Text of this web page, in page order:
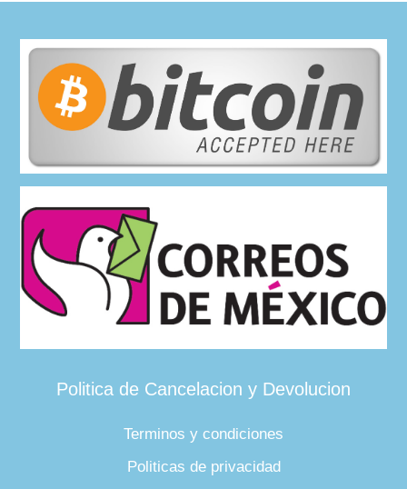
Politica de Cancelacion y Devolucion
Terminos y condiciones
Politicas de privacidad